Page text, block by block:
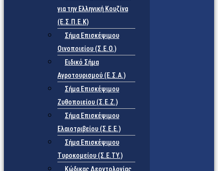
για την Ελληνική Κουζίνα
(Ε.Σ.Π.Ε.Κ)
Σήμα Επισκέψιμου
Οινοποιείου (Σ.Ε.Ο.)
Ειδικό Σήμα
Αγροτουρισμού (Ε.Σ.Α.)
Σήμα Επισκέψιμου
Ζυθοποιείου (Σ.Ε.Ζ.)
Σήμα Επισκέψιμου
Ελαιοτριβείου (Σ.Ε.Ε.)
Σήμα Επισκέψιμου
Τυροκομείου (Σ.Ε.TY.)
Κώδικας Δεοντολογίας